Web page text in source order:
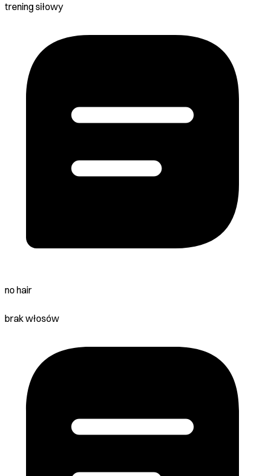
trening siłowy
no hair
brak włosów